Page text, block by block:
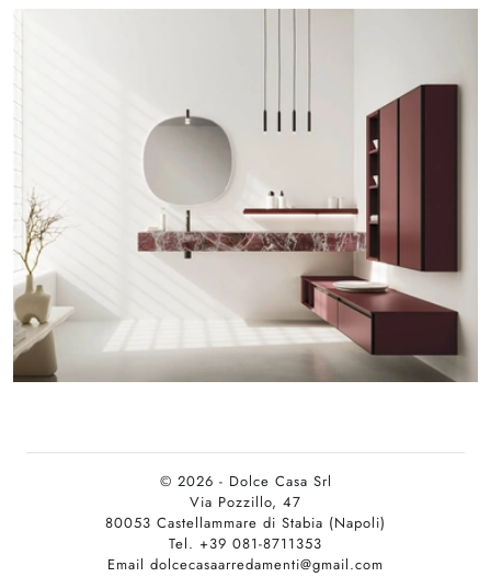
© 2026 - Dolce Casa Srl
Via Pozzillo, 47
80053 Castellammare di Stabia (Napoli)
Tel. +39 081-8711353
Email dolcecasaarredamenti@gmail.com